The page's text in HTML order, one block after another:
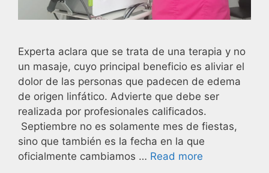
Experta aclara que se trata de una terapia y no
un masaje, cuyo principal beneficio es aliviar el
dolor de las personas que padecen de edema
de origen linfático. Advierte que debe ser
realizada por profesionales calificados.
Septiembre no es solamente mes de fiestas,
sino que también es la fecha en la que
oficialmente cambiamos … Read more